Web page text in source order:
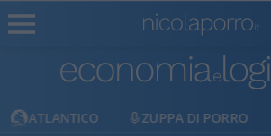
ATLANTICO ZUPPA DI PORRO